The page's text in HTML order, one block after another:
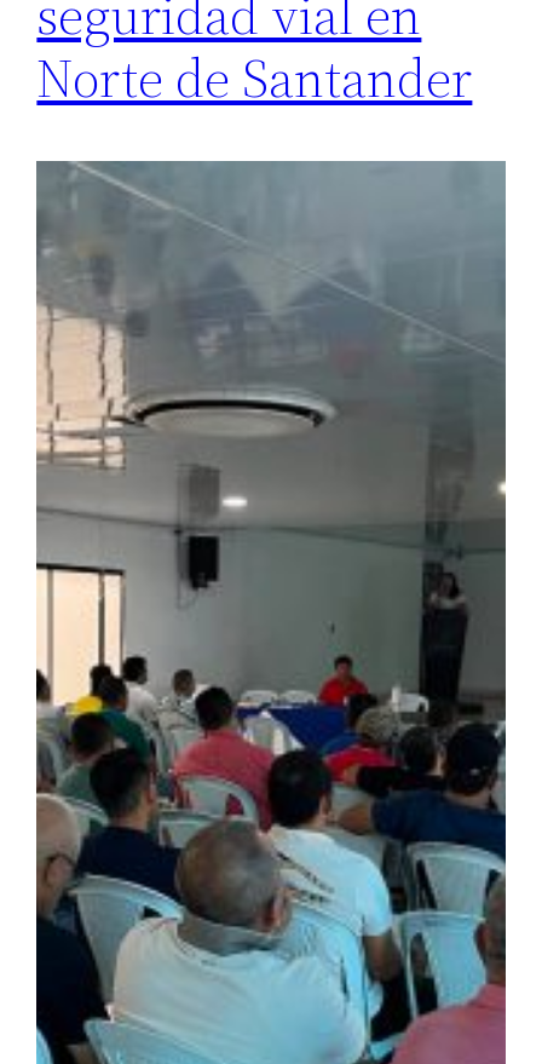
seguridad vial en
Norte de Santander